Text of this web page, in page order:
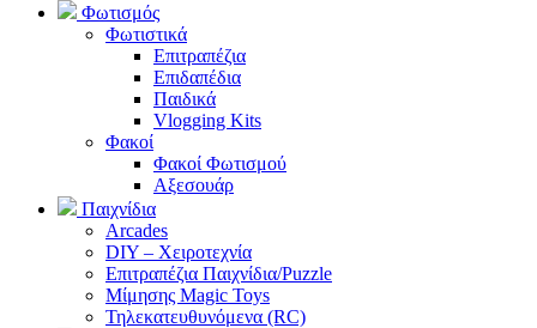
Φωτισμός
Φωτιστικά
Επιτραπέζια
Επιδαπέδια
Παιδικά
Vlogging Kits
Φακοί
Φακοί Φωτισμού
Αξεσουάρ
Παιχνίδια
Arcades
DIY – Χειροτεχνία
Επιτραπέζια Παιχνίδια/Puzzle
Μίμησης Magic Toys
Τηλεκατευθυνόμενα (RC)